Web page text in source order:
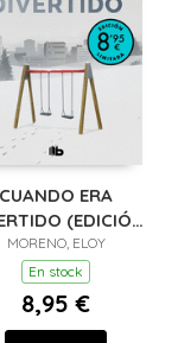
CUANDO ERA
(EDICIÓN
· VERANO)
MORENO, ELOY
En stock
8,95 €